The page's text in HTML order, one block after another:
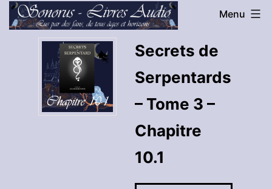
Aller
au
Sonorus
Menu
Secrets de
Serpentards
– Tome 3 –
Chapitre
10.1